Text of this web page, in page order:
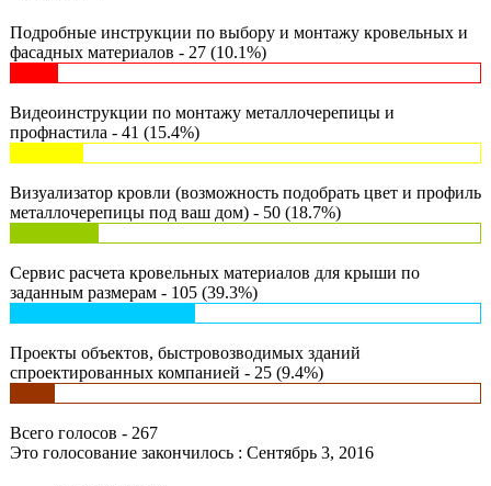
Подробные инструкции по выбору и монтажу кровельных и
фасадных материалов - 27 (10.1%)
Видеоинструкции по монтажу металлочерепицы и
профнастила - 41 (15.4%)
Визуализатор кровли (возможность подобрать цвет и профиль
металлочерепицы под ваш дом) - 50 (18.7%)
Сервис расчета кровельных материалов для крыши по
заданным размерам - 105 (39.3%)
Проекты объектов, быстровозводимых зданий
спроектированных компанией - 25 (9.4%)
Всего голосов - 267
Это голосование закончилось : Сентябрь 3, 2016